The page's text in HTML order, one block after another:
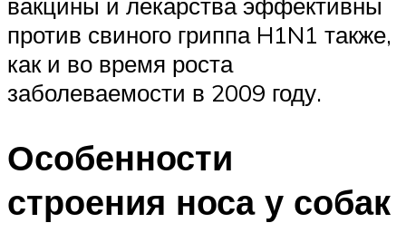
против свиного гриппа H1N1 также,
как и во время роста
заболеваемости в 2009 году.
Особенности
строения носа у собак